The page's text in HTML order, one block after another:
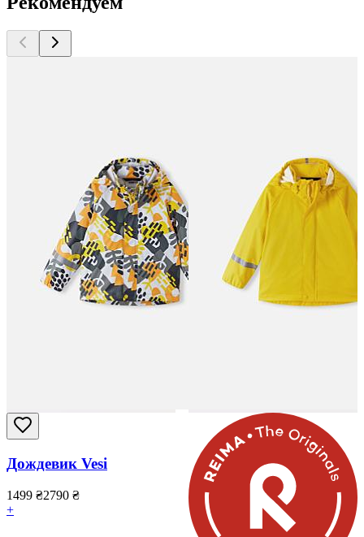
Дождевик Vesi
1499 ₴2790 ₴
+